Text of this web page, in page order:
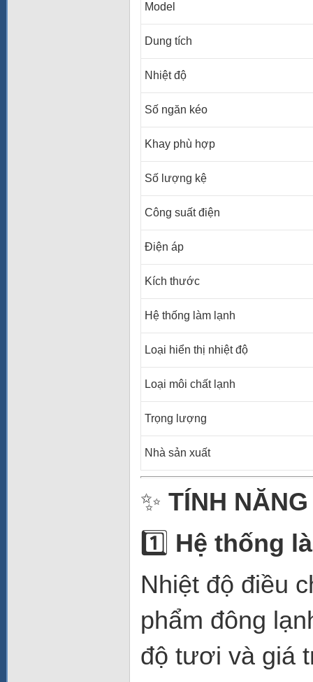
Model
Dung tích
Nhiệt độ
Số ngăn kéo
Khay phù hợp
Số lượng kệ
Công suất điện
Điện áp
Kích thước
Hệ thống làm lạnh
Loại hiển thị nhiệt độ
Loại môi chất lạnh
Trọng lượng
Nhà sản xuất
✨ TÍNH
1️⃣ Hệ thống
Nhiệt độ điều
phẩm đông
độ tươi và giá